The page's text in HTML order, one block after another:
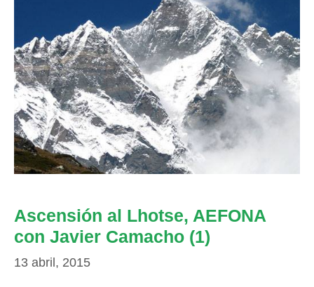
Ascensión al Lhotse, AEFONA
con Javier Camacho (1)
13 abril, 2015